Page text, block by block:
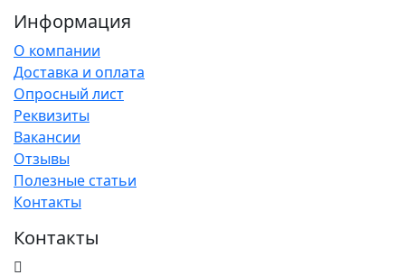
Информация
О компании
Доставка и оплата
Опросный лист
Реквизиты
Вакансии
Отзывы
Полезные статьи
Контакты
Контакты